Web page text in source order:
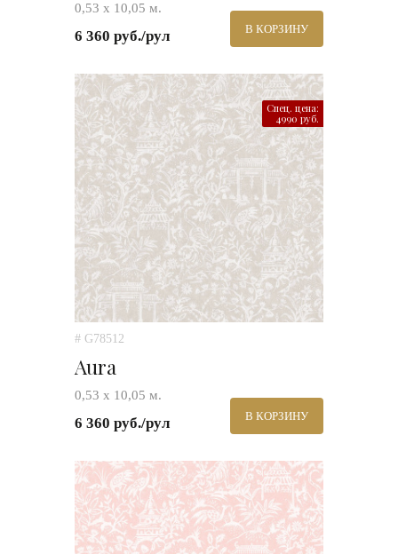
0,53 х 10,05 м.
6 360 руб./рул В КОРЗИНУ
Спец. цена:
4990 руб.
# G78512
Aura
0,53 х 10,05 м.
6 360 руб./рул В КОРЗИНУ